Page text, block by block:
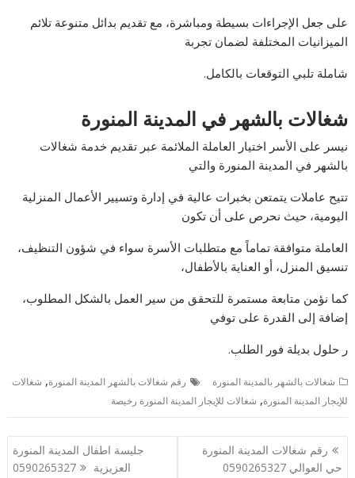
على جعل الإجراءات بسيطة ومباشرة، مع تقديم بدائل متنوعة تلائم
الميزانيات المختلفة لضمان تجربة
شاملة تلبي التوقعات بالكامل.
شغالات بالشهر في المدينة المنورة
نيسر على الأسر اختيار العاملة الملائمة عبر تقديم خدمة شغالات
بالشهر في المدينة المنورة والتي
تتيح عاملات يتمتعن بخبرات عالية في إدارة وتسيير الأعمال المنزلية
اليومية، حيث نحرص على أن تكون
العاملة متوافقة تماماً مع متطلبات الأسرة سواء في شؤون التنظيف،
تنسيق المنزل، أو العناية بالأطفال،
كما نؤمن متابعة مستمرة للتحقق من سير العمل بالشكل المطلوب،
إضافة إلى القدرة على توفي
ر حلول بديلة فور الطلب.
شغالات بالشهر بالمدينة المنورة رقم شغالات بالشهر المدينة المنورة, شغالات
للإيجار المدينة المنورة, شغالات للإيجار المدينة المنورة رخيصة
تصفّح
المقالات
رقم شغالات المدينة المنورة
حي العوالي 0590265327
جليسة اطفال المدينة المنورة
العزيزية 0590265327